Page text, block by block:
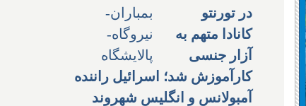
در تورنتو
کانادا متهم به
آزار جنسی
کارآموزش شد؛ اسرائیل راننده
آمبولانس و انگلیس شهروند